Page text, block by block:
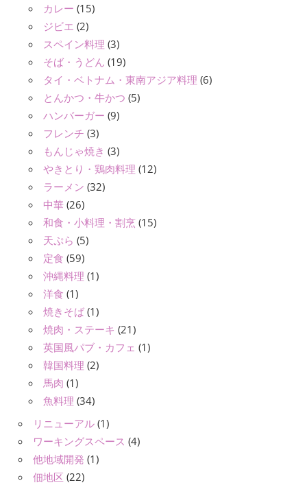
カレー (15)
ジビエ (2)
スペイン料理 (3)
そば・うどん (19)
タイ・ベトナム・東南アジア料理 (6)
とんかつ・牛かつ (5)
ハンバーガー (9)
フレンチ (3)
もんじゃ焼き (3)
やきとり・鶏肉料理 (12)
ラーメン (32)
中華 (26)
和食・小料理・割烹 (15)
天ぷら (5)
定食 (59)
沖縄料理 (1)
洋食 (1)
焼きそば (1)
焼肉・ステーキ (21)
英国風パブ・カフェ (1)
韓国料理 (2)
馬肉 (1)
魚料理 (34)
リニューアル (1)
ワーキングスペース (4)
他地域開発 (1)
佃地区 (22)